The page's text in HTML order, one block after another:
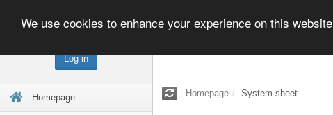
Log in
Homepage
We use cookies to enhance your experience on this website
Homepage System sheet